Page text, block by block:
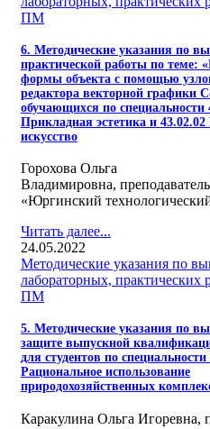
ПМ
6. Методические указания по
практической работы по теме:
формы объекта с помощью
редактора векторной графики
обучающихся по специальности
Прикладная эстетика и
искусство
Горохова Ольга
Владимировна,
«Юргинский
Читать далее...
24.05.2022
Методические указания по
лабораторных, практических
ПМ
5. Методические указания по
защите выпускной
для студентов по специальности
Рациональное использование
природохозяйственных
Каракулина Ольга Игоревна,